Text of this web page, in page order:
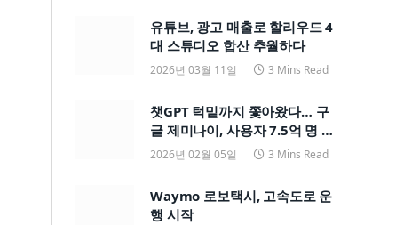
유튜브, 광고 매출로 할리우드 4
대 스튜디오 합산 추월하다
2026년 03월 11일 3 Mins Read
챗GPT 턱밑까지 쫓아왔다… 구
글 제미나이, 사용자 7.5억 명 돌
파하며 ‘맹추격’
2026년 02월 05일 3 Mins Read
Waymo 로보택시, 고속도로 운
행 시작